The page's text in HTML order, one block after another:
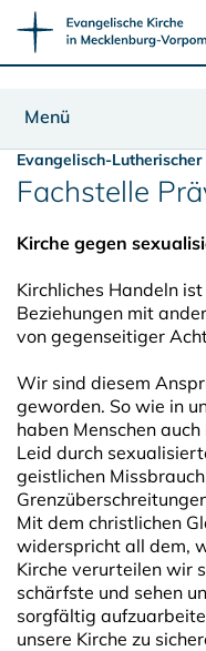
Menü
Evangelisch-
Fachstelle
Kirche gegen
Kirchliches Handeln
Beziehungen mit
von gegenseitiger
Wir sind diesem
geworden. So wie in
haben Menschen
Leid durch
geistlichen
Mit dem christlichen
widerspricht all dem,
Kirche verurteilen wir
schärfste und sehen
sorgfältig
unsere Kirche zu